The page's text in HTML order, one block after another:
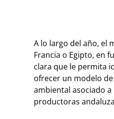
A lo largo del año, el
Francia o Egipto, en
clara que le permita
ofrecer un modelo
ambiental asociado
productoras